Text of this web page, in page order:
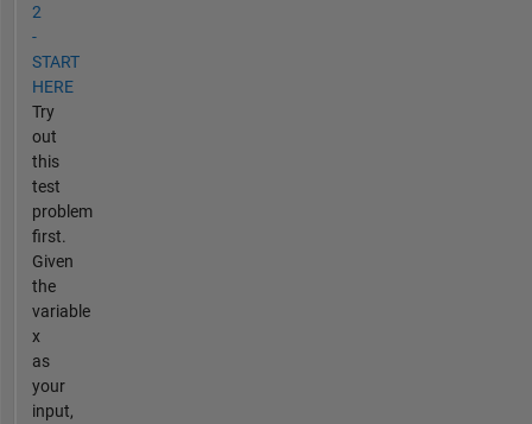
2
-
START
HERE
Try
out
this
test
problem
first.
Given
the
variable
x
as
your
input,